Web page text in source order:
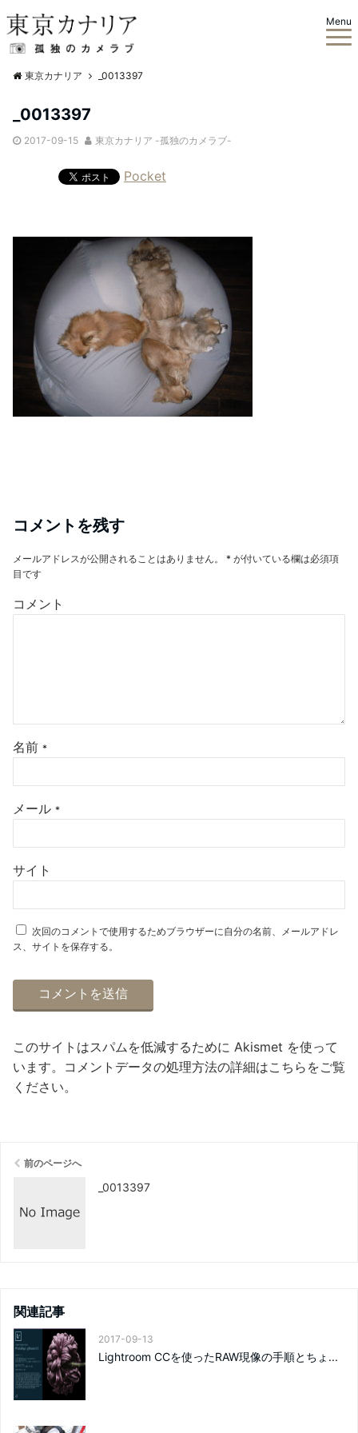
Menu
東京カナリア _0013397
_0013397
2017-09-15 東京カナリア -孤独のカメラブ-
Pocket
コメントを残す
メールアドレスが公開されることはありません。 * が付いている欄は必須項
目です
コメント
名前 *
メール *
サイト
次回のコメントで使用するためブラウザーに自分の名前、メールアドレ
ス、サイトを保存する。
このサイトはスパムを低減するために Akismet を使って
います。 コメントデータの処理方法の詳細はこちらをご覧
ください。
前のページへ
_0013397
関連記事
2017-09-13
Lightroom CCを使ったRAW現像の手順とちょ...